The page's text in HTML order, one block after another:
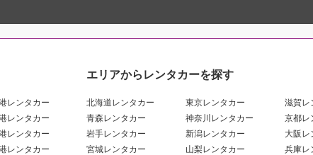
レンタカー
レンタカー
レンタカー
レンタカー
エリアからレンタカーを探す
北海道レンタカー
青森レンタカー
岩手レンタカー
宮城レンタカー
東京レンタカー
神奈川レンタカー
新潟レンタカー
山梨レンタカー
滋賀レ
京都レ
大阪レ
兵庫レ